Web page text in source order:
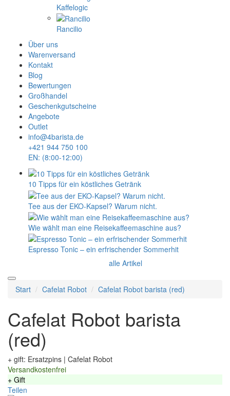
Kaffelogic
Rancilio
Über uns
Warenversand
Kontakt
Blog
Bewertungen
Großhandel
Geschenkgutscheine
Angebote
Outlet
info@4barista.de
+421 944 750 100
EN: (8:00-12:00)
10 Tipps für ein köstliches Getränk
Tee aus der EKO-Kapsel? Warum nicht.
Wie wählt man eine Reisekaffeemaschine aus?
Espresso Tonic – ein erfrischender Sommerhit
alle Artikel
Start Cafelat Robot Cafelat Robot barista (red)
Cafelat Robot barista
(red)
+ gift: Ersatzpins | Cafelat Robot
Versandkostenfrei
+ Gift
Teilen